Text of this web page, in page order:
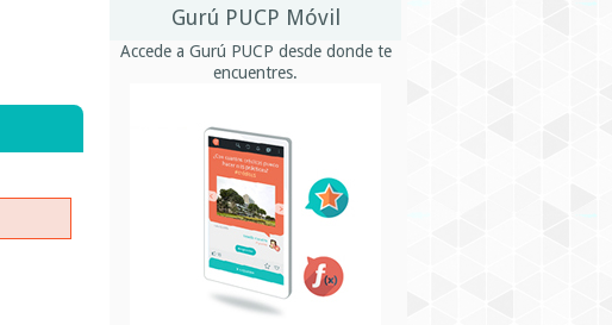
Gurú PUCP Móvil
Accede a Gurú PUCP desde donde te
encuentres.